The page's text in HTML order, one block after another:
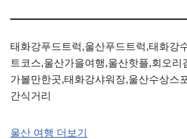
태화강푸드트럭,울산푸드트럭,태화강
트코스,울산가을여행,울산핫플,회오
가볼만한곳,태화강샤워장,울산수상스
간식거리
울산 여행 더보기